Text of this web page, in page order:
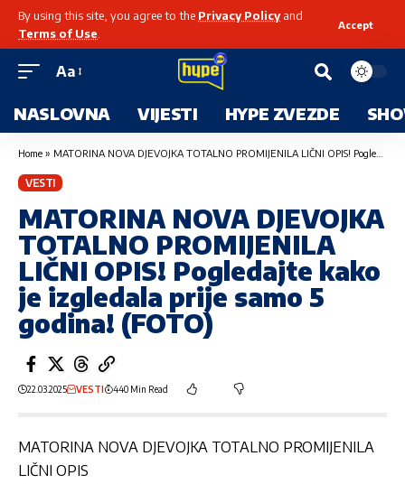
By using this site, you agree to the Privacy Policyand
Terms of Use
Accept
Aa
NASLOVNA VIJESTI HYPE ZVEZDE
Home » MATORINA NOVA DJEVOJKA TOTALNO PROMIJENILA LIČNI OPIS! Pogledajte kako je izgledala prije samo 5 godina! (FOTO)
VESTI
MATORINA NOVA DJEVOJKA
TOTALNO PROMIJENILA
LIČNI OPIS! Pogledajte kako
je izgledala prije samo 5
godina! (FOTO)
22.03.2025 VESTI 440 Min Read
MATORINA NOVA DJEVOJKA TOTALNO PROMIJENILA
LIČNI OPIS